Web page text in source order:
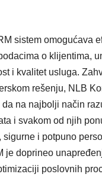
sistem omogućava
o klijentima,
i kvalitet usluga.
rešenju, NLB
da na najbolji način
i svakom od njih
sigurne i potpuno
je doprineo
poslovnih